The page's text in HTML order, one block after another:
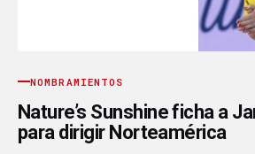
NOMBRAMIENTOS
Nature’s Sunshine ficha a
para dirigir Norteamérica